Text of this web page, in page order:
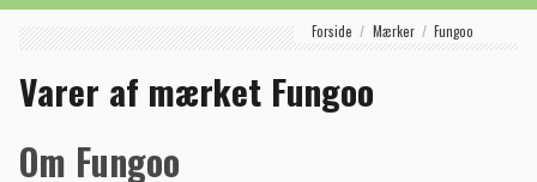
Forside Mærker Fungoo
Varer af mærket Fungoo
Om Fungoo